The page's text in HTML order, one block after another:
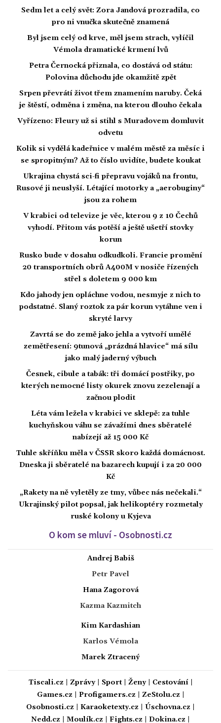
Sedm let a celý svět: Zora Jandová prozradila, co
pro ni vnučka skutečně znamená
Byl jsem celý od krve, měl jsem strach, vylíčil
Vémola dramatické krmení lvů
Petra Černocká přiznala, co dostává od státu:
Polovina důchodu jde okamžitě zpět
Srpen převrátí život třem znamením naruby. Čeká
je štěstí, odměna i změna, na kterou dlouho čekala
Vyřízeno: Fleury už si stihl s Muradovem domluvit
odvetu
Kolik si vydělá kadeřnice v malém městě za měsíc i
se spropitným? Až to číslo uvidíte, budete koukat
Ukrajina chystá sci-fi přepravu vojáků na frontu,
Rusové ji neuslyší. Létající motorky a „aerobuginy“
jsou za rohem
V krabici od televize je věc, kterou 9 z 10 Čechů
vyhodí. Přitom vás potěší a ještě ušetří stovky
korun
Rusko bude v dosahu odkudkoli. Francie promění
20 transportních obrů A400M v nosiče řízených
střel s doletem 9 000 km
Kdo jahody jen opláchne vodou, nesmyje z nich to
podstatné. Slaný roztok za pár korun vytáhne ven i
skryté larvy
Zavrtá se do země jako jehla a vytvoří umělé
zemětřesení: 9tunová „prázdná hlavice“ má sílu
jako malý jaderný výbuch
Česnek, cibule a tabák: tři domácí postřiky, po
kterých nemocné listy okurek znovu zezelenají a
začnou plodit
Léta vám ležela v krabici ve sklepě: za tuhle
kuchyňskou váhu se závažími dnes sběratelé
nabízejí až 15 000 Kč
Tuhle skříňku měla v ČSSR skoro každá domácnost.
Dneska ji sběratelé na bazarech kupují i za 20 000
Kč
„Rakety na ně vyletěly ze tmy, vůbec nás nečekali.“
Ukrajinský pilot popsal, jak helikoptéry rozmetaly
ruské kolony u Kyjeva
O kom se mluví - Osobnosti.cz
Andrej Babiš
Petr Pavel
Hana Zagorová
Kazma Kazmitch
Kim Kardashian
Karlos Vémola
Marek Ztracený
Tiscali.cz Zprávy| Sport| Ženy| Cestování|
Games.cz
Profigamers.cz ZeStolu.cz
Osobnosti.cz
Karaoketexty.cz Úschovna.cz
Nedd.cz
Moulík.cz Fights.cz Dokina.cz